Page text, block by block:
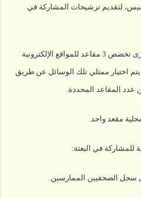
لتقديم ترشيحات المشاركة في
وقالت النقابة في بيان صحفي إنه جرى تخصص 3 مقاعد للمواقع الإلكترونية
اختيار ممثلي تلك الوسائل عن طريق
عدد المقاعد المحددة.
مقعد واحد.
للمشاركة في البعثة: